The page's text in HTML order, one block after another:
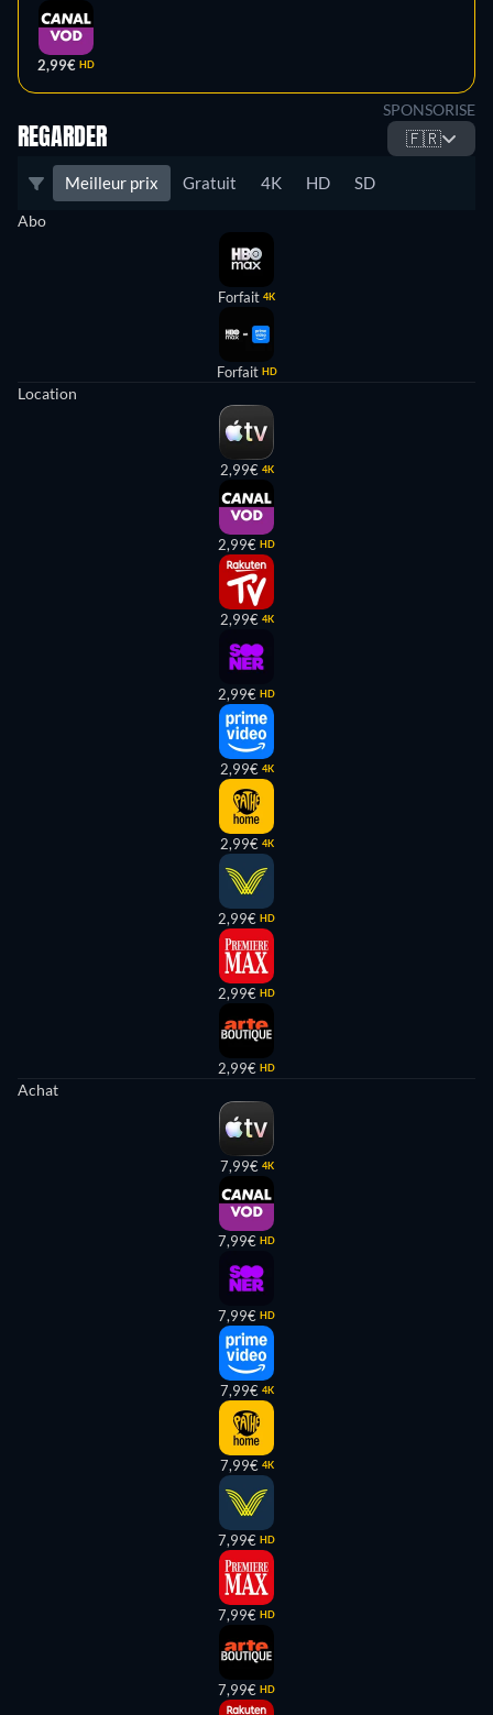
2,99€ HD
SPONSORISE
REGARDER 🇫🇷
Meilleur prix Gratuit 4K HD SD
Abo
Forfait 4K
Forfait HD
Location
2,99€ 4K
2,99€ HD
2,99€ 4K
2,99€ HD
2,99€ 4K
2,99€ 4K
2,99€ HD
2,99€ HD
2,99€ HD
Achat
7,99€ 4K
7,99€ HD
7,99€ HD
7,99€ 4K
7,99€ 4K
7,99€ HD
7,99€ HD
7,99€ HD